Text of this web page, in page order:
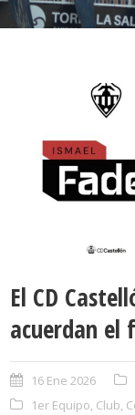
El CD
acuerdan el
16 Ene 2026
1er Equipo, Club,